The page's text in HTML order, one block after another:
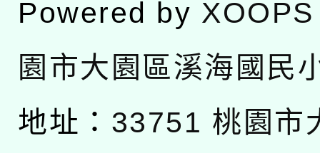
Powered by XOOPS
園市大園區溪海國民
地址： 33751 桃園市